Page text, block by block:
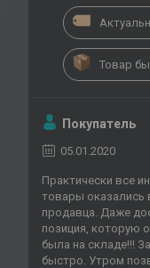
Товар
Покупатель
05.01.2020
Практически все
товары оказались
продавца. Даже
позиция, которую
была на складе!!!
быстро. Утром